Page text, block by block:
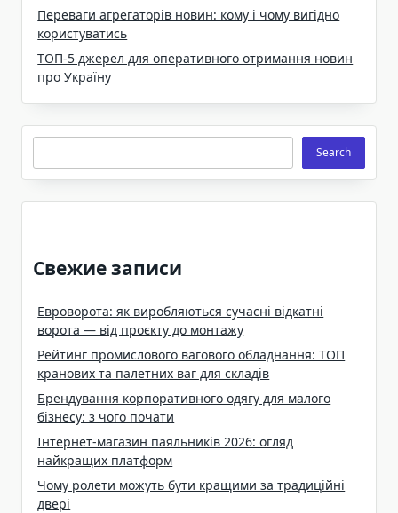
Переваги агрегаторів новин: кому і чому вигідно
користуватись
ТОП-5 джерел для оперативного отримання новин
про Україну
Search
Свежие записи
Евроворота: як виробляються сучасні відкатні
ворота — від проєкту до монтажу
Рейтинг промислового вагового обладнання: ТОП
кранових та палетних ваг для складів
Брендування корпоративного одягу для малого
бізнесу: з чого почати
Інтернет-магазин паяльників 2026: огляд
найкращих платформ
Чому ролети можуть бути кращими за традиційні
двері